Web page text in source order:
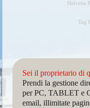
Helvetia
Tag
Sei il proprietario di
Prendi la gestione
per PC, TABLET e
email, illimitate